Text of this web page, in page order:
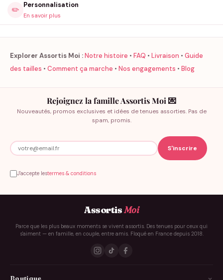
✏️
Personnalisation
En savoir plus
Explorer Assortis Moi :Notre histoire • FAQ • Livraison • Guide
des tailles • Comment ça marche • Nos engagements • Blog
Rejoignez la famille Assortis Moi 💌
Nouveautés, promos exclusives et idées de tenues assorties. Pas de
spam, promis.
J'accepte lestermes & conditions
AssortisMoi
Parce que les plus beaux moments se vivent assortis. Des tenues pour ceux qui
s'aiment — en famille, en couple, entre amis. Floqué en France depuis 2018.
Boutique